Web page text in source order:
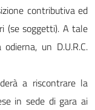
contributiva ed
(se soggetti). A tale
un D.U.R.C.
a riscontrare la
in sede di gara ai